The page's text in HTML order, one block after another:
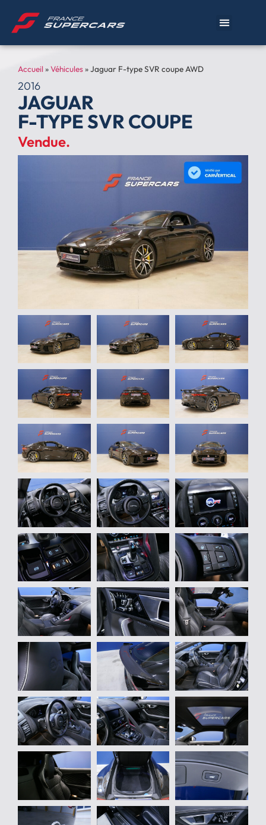
Accueil »Véhicules»Jaguar F-type SVR coupe AWD
2016
JAGUAR
F-TYPE SVR COUPE
Vendue.